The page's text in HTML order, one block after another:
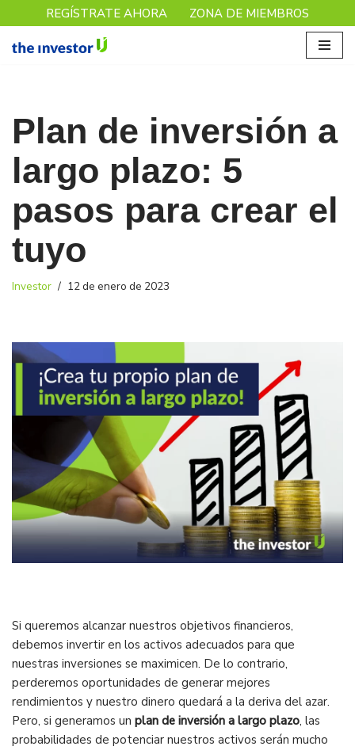
Saltar
REGÍSTRATE AHORA ZONA DE MIEMBROS
Plan de inversión a
largo plazo: 5
pasos para crear el
tuyo
Investor 12 de enero de 2023
Si queremos alcanzar nuestros objetivos financieros,
debemos invertir en los activos adecuados para que
nuestras inversiones se maximicen. De lo contrario,
perderemos oportunidades de generar mejores
rendimientos y nuestro dinero quedará a la deriva del azar.
Pero, si generamos un plan de inversión a largo plazo, las
probabilidades de potenciar nuestros activos serán mucho